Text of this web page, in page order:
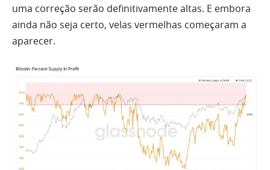
uma correção serão definitivamente altas. E embora
ainda não seja certo, velas vermelhas começaram a
aparecer.